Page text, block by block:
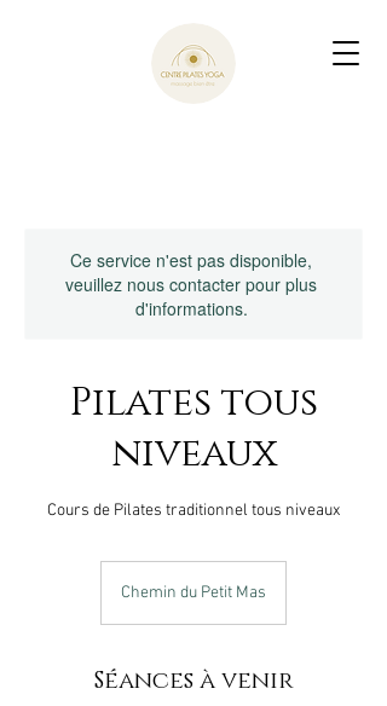
Ce service n'est pas disponible,
veuillez nous contacter pour plus
d'informations.
Pilates tous
niveaux
Cours de Pilates traditionnel tous niveaux
Chemin du Petit Mas
Séances à venir